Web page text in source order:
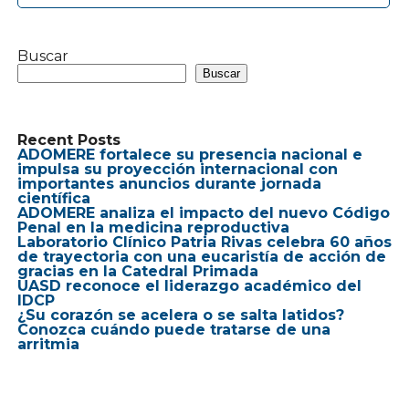
Buscar
Buscar
Recent Posts
ADOMERE fortalece su presencia nacional e
impulsa su proyección internacional con
importantes anuncios durante jornada
científica
ADOMERE analiza el impacto del nuevo Código
Penal en la medicina reproductiva
Laboratorio Clínico Patria Rivas celebra 60 años
de trayectoria con una eucaristía de acción de
gracias en la Catedral Primada
UASD reconoce el liderazgo académico del
IDCP
¿Su corazón se acelera o se salta latidos?
Conozca cuándo puede tratarse de una
arritmia